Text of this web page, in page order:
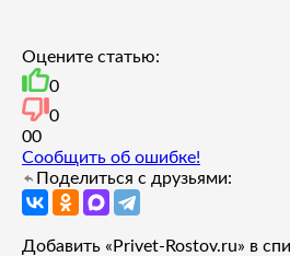
Оцените статью:
0
0
00
Сообщить об ошибке!
Поделиться с друзьями:
Добавить «Privet-Rostov.ru» в